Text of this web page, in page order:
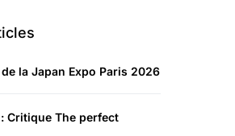
la Japan Expo Paris 2026
: Critique The perfect